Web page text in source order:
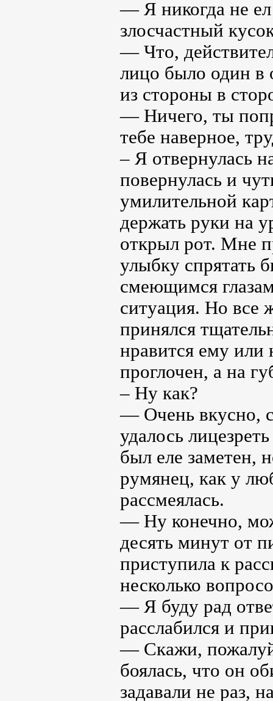
— Я никогда не
злосчастный
— Что,
лицо было один в
из стороны в
— Ничего, ты
тебе наверное,
– Я отвернулась
повернулась и
умилительной
держать руки на
открыл рот. Мне
улыбку спрятать
смеющимся
ситуация. Но все
принялся
нравится ему или
проглочен, а на
– Ну как?
— Очень вкусно,
удалось
был еле заметен,
румянец, как у
рассмеялась.
— Ну конечно,
десять минут от
приступила к
несколько
— Я буду рад
расслабился и
— Скажи,
боялась, что он
задавали не раз,